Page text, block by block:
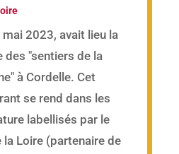
2023, avait lieu la
des "sentiers de la
à Cordelle. Cet
se rend dans les
labellisés par le
la Loire (partenaire de